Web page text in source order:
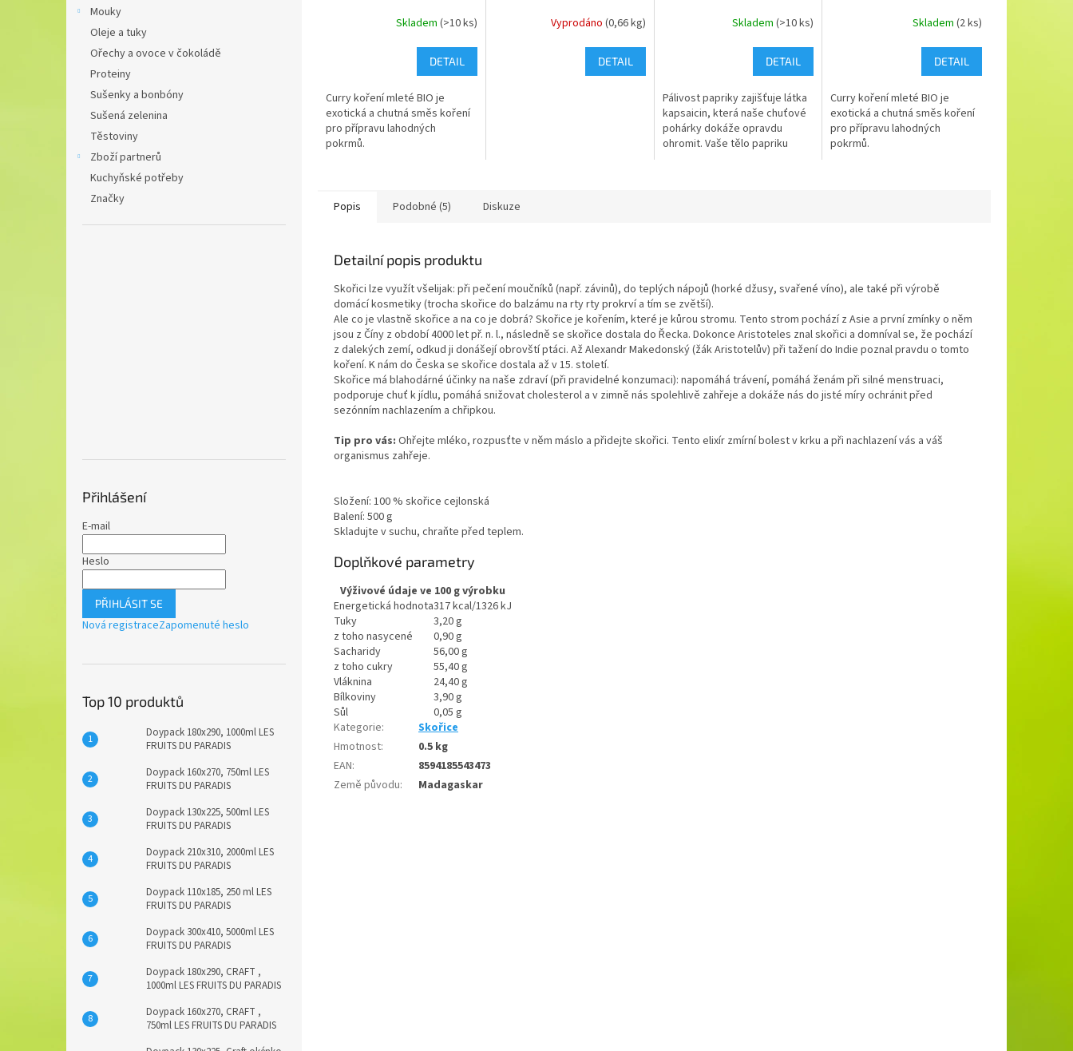
Mouky
Oleje a tuky
Ořechy a ovoce v čokoládě
Proteiny
Sušenky a bonbóny
Sušená zelenina
Těstoviny
Zboží partnerů
Kuchyňské potřeby
Značky
Přihlášení
E-mail
Heslo
PŘIHLÁSIT SE
Nová registraceZapomenuté heslo
Top 10 produktů
Doypack 180x290, 1000ml LES
FRUITS DU PARADIS
Doypack 160x270, 750ml LES
FRUITS DU PARADIS
Doypack 130x225, 500ml LES
FRUITS DU PARADIS
Doypack 210x310, 2000ml LES
FRUITS DU PARADIS
Doypack 110x185, 250 ml LES
FRUITS DU PARADIS
Doypack 300x410, 5000ml LES
FRUITS DU PARADIS
Doypack 180x290, CRAFT ,
1000ml LES FRUITS DU PARADIS
Doypack 160x270, CRAFT ,
750ml LES FRUITS DU PARADIS
Skladem (>10 ks)
DETAIL
Curry koření mleté BIO je
exotická a chutná směs koření
pro přípravu lahodných
pokrmů.
Vyprodáno (0,66 kg)
DETAIL
Skladem(>10 ks)
DETAIL
Pálivost papriky zajišťuje látka
kapsaicin, která naše chuťové
pohárky dokáže opravdu
ohromit. Vaše tělo papriku
Skladem (2 ks)
DETAIL
Curry koření mleté BIO je
exotická a chutná směs koření
pro přípravu lahodných
pokrmů.
Popis Podobné (5) Diskuze
Detailní popis produktu
Skořici lze využít všelijak: při pečení moučníků (např. závinů), do teplých nápojů (horké džusy, svařené víno), ale také při výrobě
domácí kosmetiky (trocha skořice do balzámu na rty rty prokrví a tím se zvětší).
Ale co je vlastně skořice a na co je dobrá? Skořice je kořením, které je kůrou stromu. Tento strom pochází z Asie a první zmínky o něm
jsou z Číny z období 4000 let př. n. l., následně se skořice dostala do Řecka. Dokonce Aristoteles znal skořici a domníval se, že pochází
z dalekých zemí, odkud ji donášejí obrovští ptáci. Až Alexandr Makedonský (žák Aristotelův) při tažení do Indie poznal pravdu o tomto
koření. K nám do Česka se skořice dostala až v 15. století.
Skořice má blahodárné účinky na naše zdraví (při pravidelné konzumaci): napomáhá trávení, pomáhá ženám při silné menstruaci,
podporuje chuť k jídlu, pomáhá snižovat cholesterol a v zimně nás spolehlivě zahřeje a dokáže nás do jisté míry ochránit před
sezónním nachlazením a chřipkou.
Tip pro vás: Ohřejte mléko, rozpusťte v něm máslo a přidejte skořici. Tento elixír zmírní bolest v krku a při nachlazení vás a váš
organismus zahřeje.
Složení: 100 % skořice cejlonská
Balení: 500 g
Skladujte v suchu, chraňte před teplem.
Doplňkové parametry
Výživové údaje ve 100 g výrobku
Energetická hodnota317 kcal/1326 kJ
Tuky
3,20 g
z toho nasycené
0,90 g
Sacharidy
56,00 g
z toho cukry
55,40 g
Vláknina
24,40 g
Bílkoviny
3,90 g
Sůl
0,05 g
Kategorie:
Skořice
Hmotnost:
0.5 kg
EAN:
8594185543473
Země původu: Madagaskar